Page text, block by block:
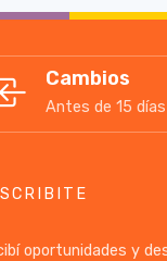
Cambios
Antes de 15 días
oportunidades y